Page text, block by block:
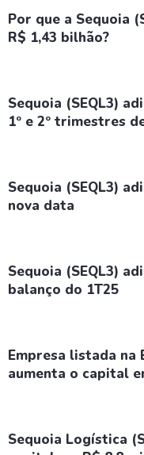
Por que a Sequoia
R$ 1,43 bilhão?
Sequoia (SEQL3)
1º e 2º trimestres
Sequoia (SEQL3)
nova data
Sequoia (SEQL3)
balanço do 1T25
Empresa listada na
aumenta o capital
Sequoia Logística